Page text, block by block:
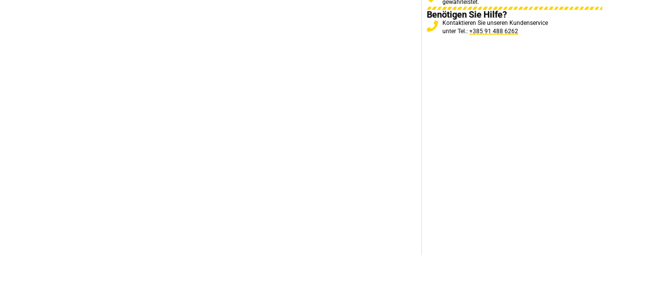
gewährleistet.
Benötigen Sie Hilfe?
Kontaktieren Sie unseren Kundenservice
unter Tel.: +385 91 488 6262